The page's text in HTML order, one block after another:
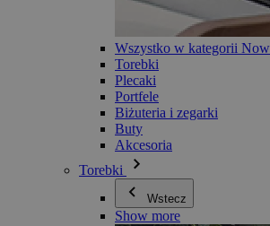
Wszystko w kategorii
Torebki
Plecaki
Portfele
Biżuteria i zegarki
Buty
Akcesoria
Torebki
Wstecz
Show more